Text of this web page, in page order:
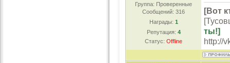
Группа: Проверенные
Сообщений: 316
Награды: 1
Репутация: 4
Статус: Offline
[Вот
ты!]
http://